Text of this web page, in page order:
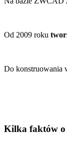
Od 2009 roku
Do konstruowania
Kilka faktów o